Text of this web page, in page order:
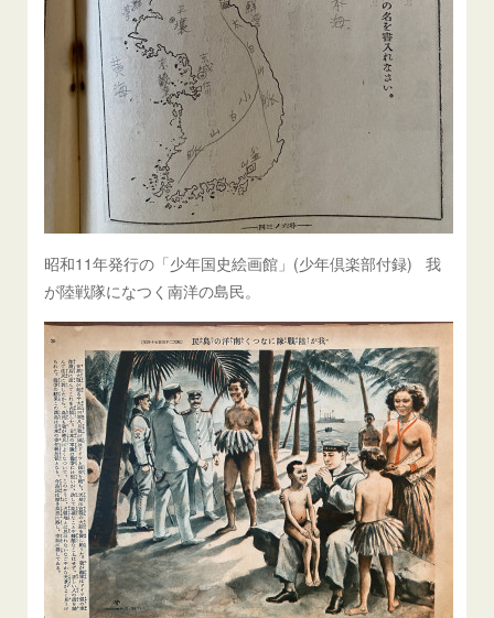
昭和11年発行の「少年国史絵画館」(少年倶楽部付録) 我
が陸戦隊になつく南洋の島民。